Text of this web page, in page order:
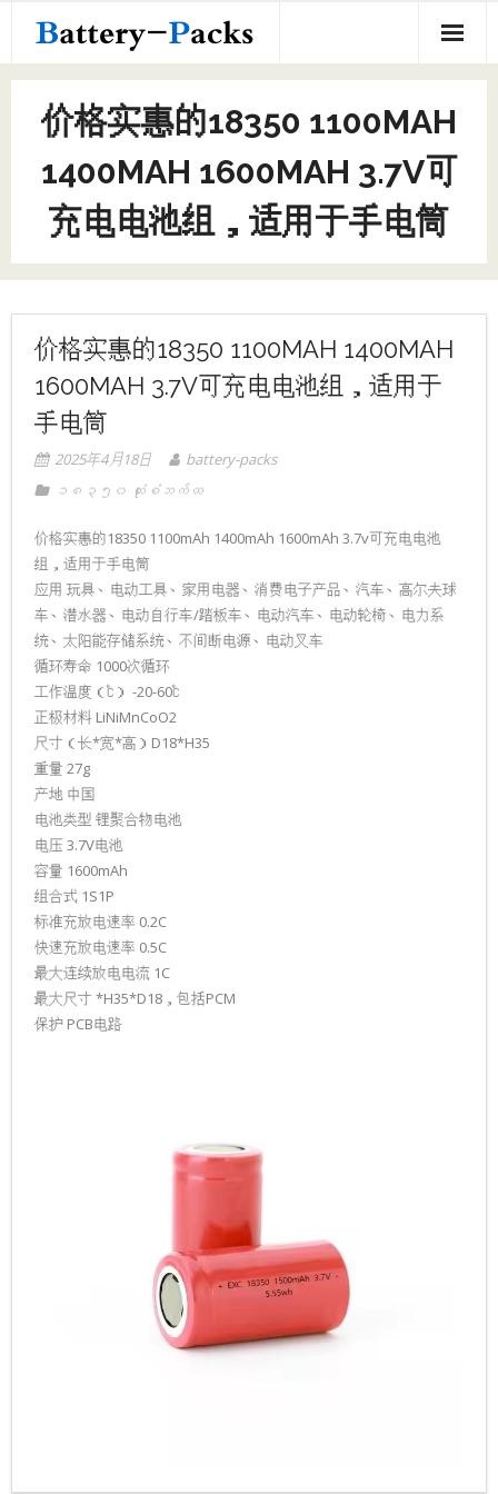
အိမ်
၁၈၆၅၀ ထုံးစံဘက်ထ
စိတ်ကြိုက်ဘက်ထ
-၁၈၆၅၀ စိတ်ကြိုက်ဘက်ထ
-အခြားစိတ်ကြိုက်ဘက်ထရီ
-၁၀၄၄၀ စိတ်ကြိုက်ဘက်ထ
-၂၁၇၀၀ စိတ်ကြိုက်ဘက်ထ
-၁၆၃၅၀ စိတ်ကြိုက်ဘက်ထ
-၁၆၅၀၀ စိတ်ကြိုက်ဘက်ထ
-၁၆၆၅၀ စိတ်ကြိုက်ဘက်ထ
-၁၈၃၅၀ စိတ်ကြိုက်ဘက်ထ
-၁၈၅၀၀ စိတ်ကြိုက်ဘက်ထ
-၁၃၃၁၀ စိတ်ကြိုက်ဘက်ထ
-၁၄၂၈၀ စိတ်ကြိုက်ဘက်ထ
-၁၄၄၃၀ စိတ်ကြိုက်ဘက်ထ
-၂၆၆၅၀ စိတ်ကြိုက်ဘက်ထ
-၁၄၅၀၀ စိတ်ကြိုက်ဘက်ထ
-၃၂၆၅၀ စိတ်ကြိုက်ဘက်ထ
-၁၄၆၅၀ စိတ်ကြိုက်ဘက်ထ
-၃၂၇၀၀ စိတ်ကြိုက်ဘက်ထ
ကြှနျုပျတို့အကွောငျး
ကြှနျုပျတို့ကိုဆကျသှယျရနျ
价格实惠的18350 1100MAH
1400MAH 1600MAH 3.7V可
充电电池组，适用于手电筒
价格实惠的18350 1100MAH 1400MAH
1600MAH 3.7V可充电电池组，适用于
手电筒
2025年4月18日
battery-packs
၁၈၃၅၀ ထုံးစံဘက်ထ
价格实惠的18350 1100mAh 1400mAh 1600mAh 3.7v可充电电池
组，适用于手电筒
应用 玩具、电动工具、家用电器、消费电子产品、汽车、高尔夫球
车、潜水器、电动自行车/踏板车、电动汽车、电动轮椅、电力系
统、太阳能存储系统、不间断电源、电动叉车
循环寿命 1000次循环
工作温度（℃） -20-60℃
正极材料 LiNiMnCoO2
尺寸（长*宽*高）D18*H35
重量 27g
产地 中国
电池类型 锂聚合物电池
电压 3.7V电池
容量 1600mAh
组合式 1S1P
标准充放电速率 0.2C
快速充放电速率 0.5C
最大连续放电电流 1C
最大尺寸 *H35*D18，包括PCM
保护 PCB电路